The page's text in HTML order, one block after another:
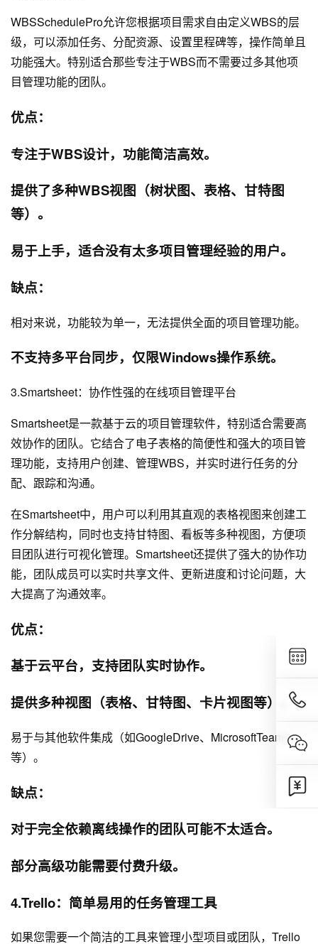
WBSSchedulePro允许您根据项目需求自由定义WBS的层
级，可以添加任务、分配资源、设置里程碑等，操作简单且
功能强大。特别适合那些专注于WBS而不需要过多其他项
目管理功能的团队。
优点：
专注于WBS设计，功能简洁高效。
提供了多种WBS视图（树状图、表格、甘特图
等）。
易于上手，适合没有太多项目管理经验的用户。
缺点：
相对来说，功能较为单一，无法提供全面的项目管理功能。
不支持多平台同步，仅限Windows操作系统。
3.Smartsheet：协作性强的在线项目管理平台
Smartsheet是一款基于云的项目管理软件，特别适合需要高
效协作的团队。它结合了电子表格的简便性和强大的项目管
理功能，支持用户创建、管理WBS，并实时进行任务的分
配、跟踪和沟通。
在Smartsheet中，用户可以利用其直观的表格视图来创建工
作分解结构，同时也支持甘特图、看板等多种视图，方便项
目团队进行可视化管理。Smartsheet还提供了强大的协作功
能，团队成员可以实时共享文件、更新进度和讨论问题，大
大提高了沟通效率。
优点：
基于云平台，支持团队实时协作。
提供多种视图（表格、甘特图、卡片视图等）。
易于与其他软件集成（如GoogleDrive、MicrosoftTeams
等）。
缺点：
对于完全依赖离线操作的团队可能不太适合。
部分高级功能需要付费升级。
4.Trello：简单易用的任务管理工具
如果您需要一个简洁的工具来管理小型项目或团队，Trello